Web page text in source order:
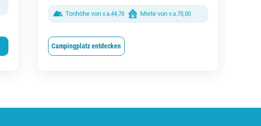
Tonhöhe von v.a.44,70 Miete von v.a.70,00
Campingplatz entdecken